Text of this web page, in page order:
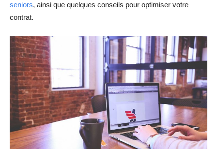
seniors, ainsi que quelques conseils pour optimiser votre
contrat.